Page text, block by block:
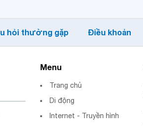
hỏi thường gặp Điều khoản
Menu
Trang chủ
Di động
Internet - Truyền hình